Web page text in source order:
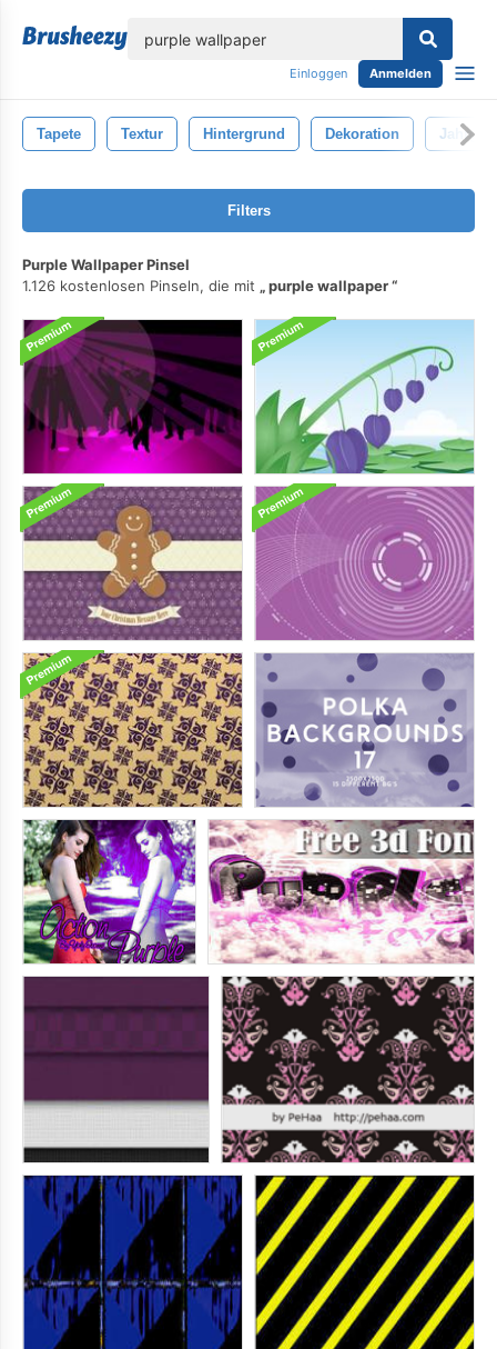
Einloggen Anmelden
Tapete Textur Hintergrund Dekoration
Filters
Purple Wallpaper Pinsel
1.126 kostenlosen Pinseln, die mit
purple wallpaper